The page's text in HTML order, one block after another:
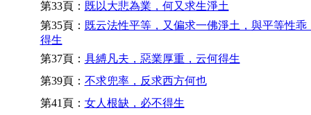
第33頁： 既以大悲為業，何又求生淨土
第35頁： 既云法性平等，又偏求一佛淨土，與平等性乖
得生
第37頁： 具縛凡夫，惡業厚重，云何得生
第39頁： 不求兜率，反求西方何也
第41頁： 女人根缺，必不得生